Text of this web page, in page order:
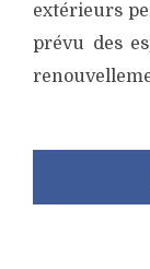
extérieurs
prévu des